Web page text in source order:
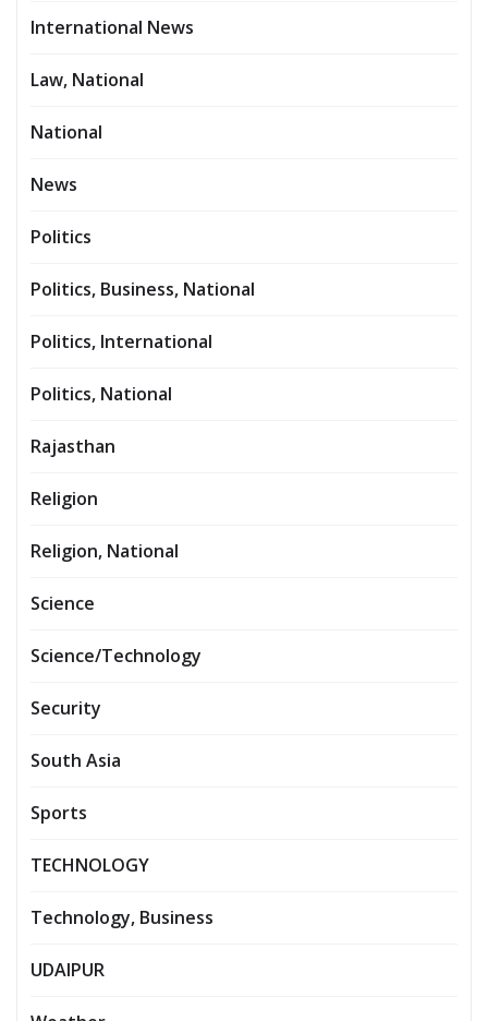
International News
Law, National
National
News
Politics
Politics, Business, National
Politics, International
Politics, National
Rajasthan
Religion
Religion, National
Science
Science/Technology
Security
South Asia
Sports
TECHNOLOGY
Technology, Business
UDAIPUR